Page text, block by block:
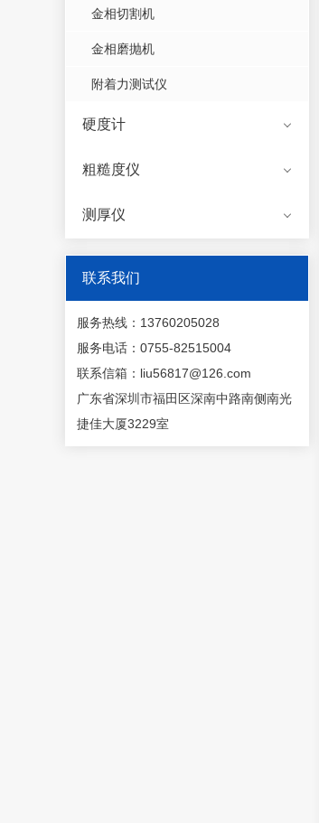
金相切割机
金相磨抛机
附着力测试仪
硬度计
粗糙度仪
测厚仪
联系我们
服务热线：13760205028
服务电话：0755-82515004
联系信箱：liu56817@126.com
广东省深圳市福田区深南中路南侧南光
捷佳大厦3229室